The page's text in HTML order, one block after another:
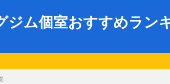
ム個室おすすめラン